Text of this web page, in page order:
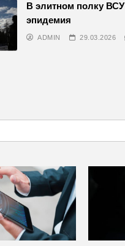
В элитном полку
эпидемия
ADMIN 29.03.2026